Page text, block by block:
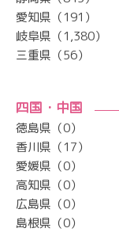
愛知県（191）
岐阜県（1,380）
三重県（56）
四国・中国
徳島県（0）
香川県（17）
愛媛県（0）
高知県（0）
広島県（0）
島根県（0）